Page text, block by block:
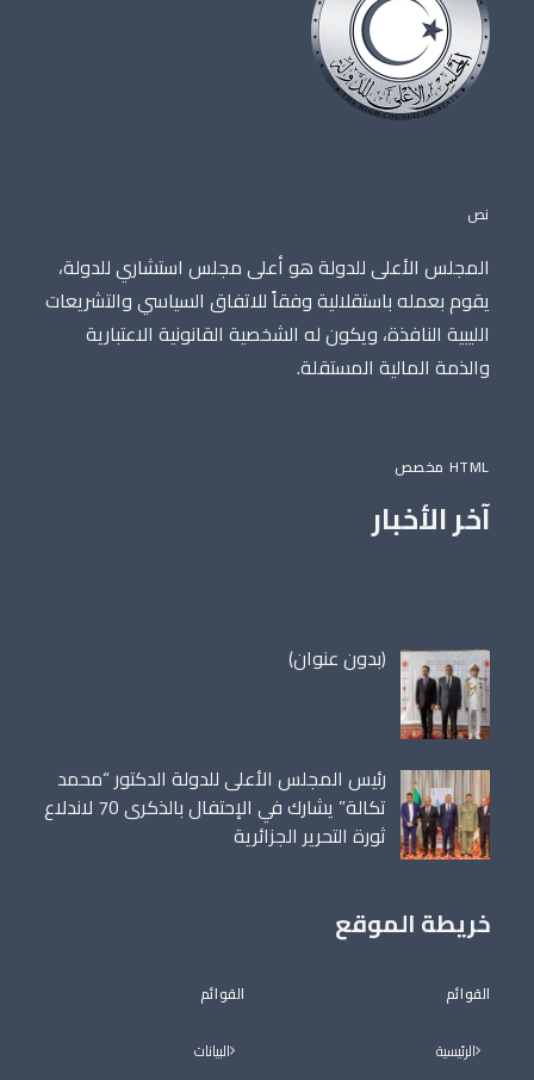
نص
المجلس الأعلى للدولة هو أعلى مجلس استشاري للدولة،
يقوم بعمله باستقلالية وفقاً للاتفاق السياسي والتشريعات
الليبية النافذة، ويكون له الشخصية القانونية الاعتبارية
والذمة المالية المستقلة.
HTML مخصص
آخر الأخبار
(بدون عنوان)مقالة
رئيس المجلس الأعلى للدولة الدكتور “محمد
تكالة” يشارك في الإحتفال بالذكرى 70 لاندلاع
ثورة التحرير الجزائرية
خريطة الموقع
القوائم
الرئيسية
القوائم
البيانات